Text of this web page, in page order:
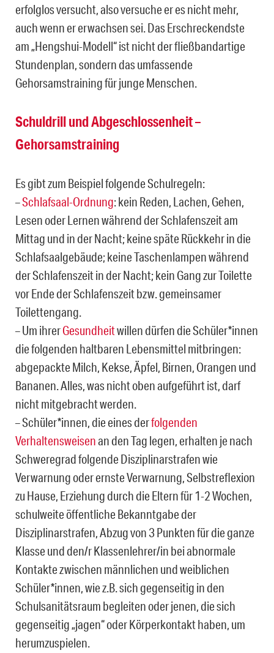
erfolglos versucht, also versuche er es nicht mehr,
auch wenn er erwachsen sei. Das Erschreckendste
am „Hengshui-Modell“ ist nicht der fließbandartige
Stundenplan, sondern das umfassende
Gehorsamstraining für junge Menschen.
Schuldrill und Abgeschlossenheit –
Gehorsamstraining
Es gibt zum Beispiel folgende Schulregeln:
–Schlafsaal-Ordnung: kein Reden, Lachen, Gehen,
Lesen oder Lernen während der Schlafenszeit am
Mittag und in der Nacht; keine späte Rückkehr in die
Schlafsaalgebäude; keine Taschenlampen während
der Schlafenszeit in der Nacht; kein Gang zur Toilette
vor Ende der Schlafenszeit bzw. gemeinsamer
Toilettengang.
– Um ihrerGesundheitwillen dürfen die Schüler*innen
die folgenden haltbaren Lebensmittel mitbringen:
abgepackte Milch, Kekse, Äpfel, Birnen, Orangen und
Bananen. Alles, was nicht oben aufgeführt ist, darf
nicht mitgebracht werden.
– Schüler*innen, die eines derfolgenden
Verhaltensweisenan den Tag legen, erhalten je nach
Schweregrad folgende Disziplinarstrafen wie
Verwarnung oder ernste Verwarnung, Selbstreflexion
zu Hause, Erziehung durch die Eltern für 1-2 Wochen,
schulweite öffentliche Bekanntgabe der
Disziplinarstrafen, Abzug von 3 Punkten für die ganze
Klasse und den/r Klassenlehrer/in bei abnormale
Kontakte zwischen männlichen und weiblichen
Schüler*innen, wie z.B. sich gegenseitig in den
Schulsanitätsraum begleiten oder jenen, die sich
gegenseitig „jagen“ oder Körperkontakt haben, um
herumzuspielen.